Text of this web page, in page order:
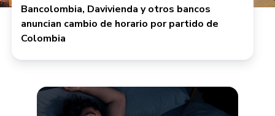
Bancolombia, Davivienda y otros bancos
anuncian cambio de horario por partido de
Colombia